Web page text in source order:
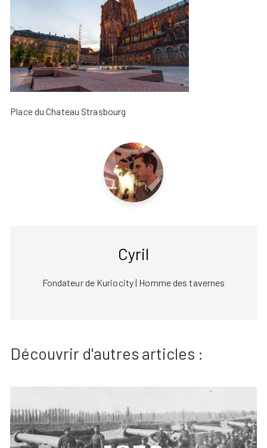
Place du Chateau Strasbourg
Cyril
Fondateur de Kuriocity | Homme des tavernes
Découvrir d'autres articles :